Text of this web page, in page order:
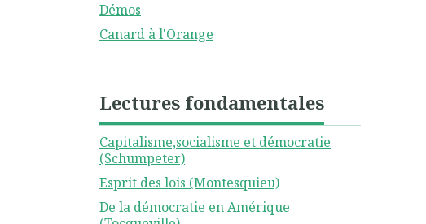
Démos
Canard à l'Orange
Lectures fondamentales
Capitalisme,socialisme et démocratie
(Schumpeter)
Esprit des lois (Montesquieu)
De la démocratie en Amérique